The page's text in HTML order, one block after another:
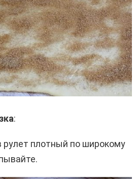
:
рулет плотный по широкому